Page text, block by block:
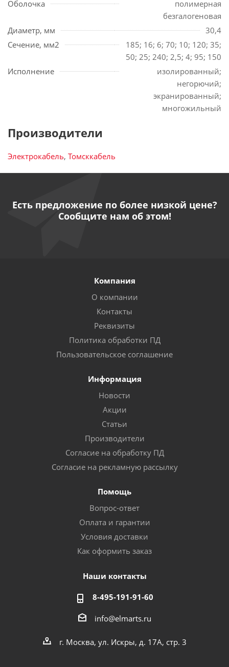
Оболочка
полимерная
безгалогеновая
Диаметр, мм
30,4
Сечение, мм2
185; 16; 6; 70; 10; 120; 35;
50; 25; 240; 2,5; 4; 95; 150
Исполнение
изолированный;
негорючий;
экранированный;
многожильный
Производители
Электрокабель, Томсккабель
Есть предложение по более низкой цене?
Сообщите нам об этом!
Компания
О компании
Контакты
Реквизиты
Политика обработки ПД
Пользовательское соглашение
Информация
Новости
Акции
Статьи
Производители
Согласие на обработку ПД
Согласие на рекламную рассылку
Помощь
Вопрос-ответ
Оплата и гарантии
Условия доставки
Как оформить заказ
Наши контакты
8-495-191-91-60
info@elmarts.ru
г. Москва, ул. Искры, д. 17А, стр. 3